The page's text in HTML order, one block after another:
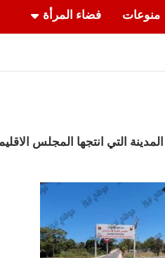
منوعات فضاء المرأة
التي انتجها المجلس